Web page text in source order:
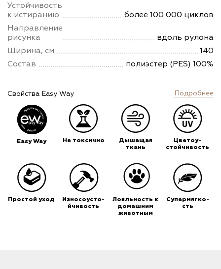
Устойчивость
к истиранию
более 100 000 циклов
Направление
рисунка
вдоль рулона
Ширина, см
140
Состав
полиэстер (PES) 100%
Свойства Easy Way Подробнее
Easy Way Не токсично
Дышащая
ткань
Цветоу-
стойчивость
Простой уход
Износоусто-
йчивость
Лояльность к
домашним
животным
Супермягко-
сть